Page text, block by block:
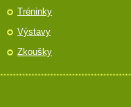
Tréninky
Výstavy
Zkoušky